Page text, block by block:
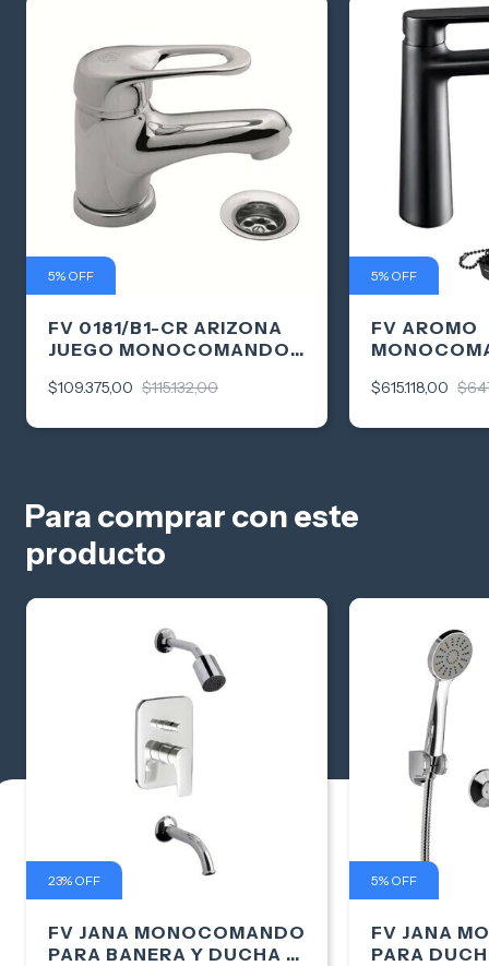
5% OFF
FV 0181/B1-CR ARIZONA
JUEGO MONOCOMANDO
$109.375,00 $115.132,00
5% OFF
FV AROMO
$615.118,00
Para comprar con este
producto
23% OFF
FV JANA MONOCOMANDO
PARA BANERA Y DUCHA -
5% OFF
FV JANA
PARA